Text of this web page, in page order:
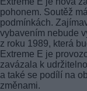
pohonem. Soutěž
podmínkách.
vybavením nebude
z roku 1989, která
Extreme E je
zavázala k
a také se podílí na
změnami.